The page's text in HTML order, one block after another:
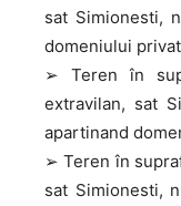
sat Simionesti,
domeniului
➢ Teren în
extravilan, sat
apartinand
➢ Teren în
sat Simionesti,